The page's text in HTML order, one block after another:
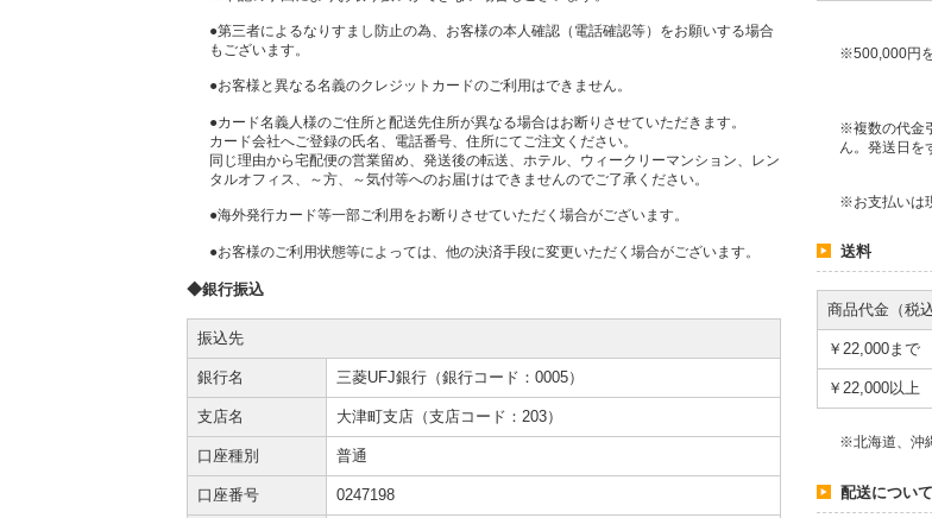
●第三者によるなりすまし防止の為、お客様の本人確認（電話確認等）をお願いする場合
もございます。
●お客様と異なる名義のクレジットカードのご利用はできません。
●カード名義人様のご住所と配送先住所が異なる場合はお断りさせていただきます。
カード会社へご登録の氏名、電話番号、住所にてご注文ください。
同じ理由から宅配便の営業留め、発送後の転送、ホテル、ウィークリーマンション、レン
タルオフィス、～方、～気付等へのお届けはできませんのでご了承ください。
●海外発行カード等一部ご利用をお断りさせていただく場合がございます。
●お客様のご利用状態等によっては、他の決済手段に変更いただく場合がございます。
◆銀行振込
振込先
銀行名 三菱UFJ銀行（銀行コード：0005）
支店名 大津町支店（支店コード：203）
口座種別 普通
口座番号 0247198
※500,000円
※複数の代金
ん。発送日を
※お支払いは
送料
商品代金（税込
￥22,000まで
￥22,000以上
※北海道、沖
配送について